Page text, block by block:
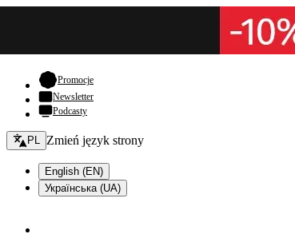
Promocje- otwiera się w nowej karcie
Newsletter
Podcasty
Zmień język - bieżący:
PL Zmień język strony
English (EN)
Українська (UA)